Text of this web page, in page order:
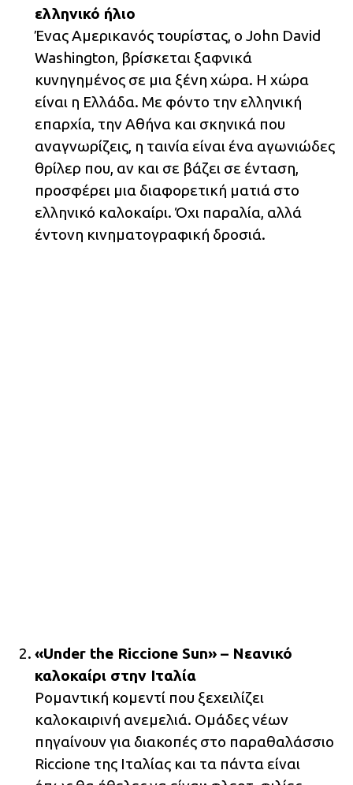
ελληνικό ήλιο
Ένας Αμερικανός τουρίστας, o John David
Washington, βρίσκεται ξαφνικά
κυνηγημένος σε μια ξένη χώρα. Η χώρα
είναι η Ελλάδα. Με φόντο την ελληνική
επαρχία, την Αθήνα και σκηνικά που
αναγνωρίζεις, η ταινία είναι ένα αγωνιώδες
θρίλερ που, αν και σε βάζει σε ένταση,
προσφέρει μια διαφορετική ματιά στο
ελληνικό καλοκαίρι. Όχι παραλία, αλλά
έντονη κινηματογραφική δροσιά.
«Under the Riccione Sun» – Νεανικό
καλοκαίρι στην Ιταλία
Ρομαντική κομεντί που ξεχειλίζει
καλοκαιρινή ανεμελιά. Ομάδες νέων
πηγαίνουν για διακοπές στο παραθαλάσσιο
Riccione της Ιταλίας και τα πάντα είναι